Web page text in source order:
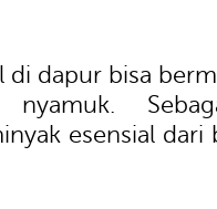
di dapur bisa
nyamuk.
esensial dari